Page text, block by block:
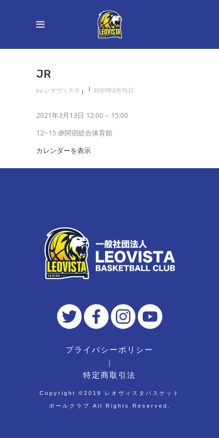
JR
by レオヴィスタ 2021年2月15日
Jr
2021年3月13日 12:00 – 15:00
12~15 @関宿総合体育館
カレンダーを表示
プライバシーポリシー
｜
特定商取引法
Copyright ©︎2019 レオヴィスタバスケット
ボールクラブ All Rights Reserved.